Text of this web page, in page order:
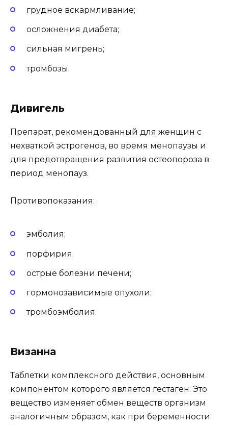
грудное вскармливание;
осложнения диабета;
сильная мигрень;
тромбозы.
Дивигель
Препарат, рекомендованный для женщин с
нехваткой эстрогенов, во время менопаузы и
для предотвращения развития остеопороза в
период менопауз.
Противопоказания:
эмболия;
порфирия;
острые болезни печени;
гормонозависимые опухоли;
тромбоэмболия.
Визанна
Таблетки комплексного действия, основным
компонентом которого является гестаген. Это
вещество изменяет обмен веществ организм
аналогичным образом, как при беременности.